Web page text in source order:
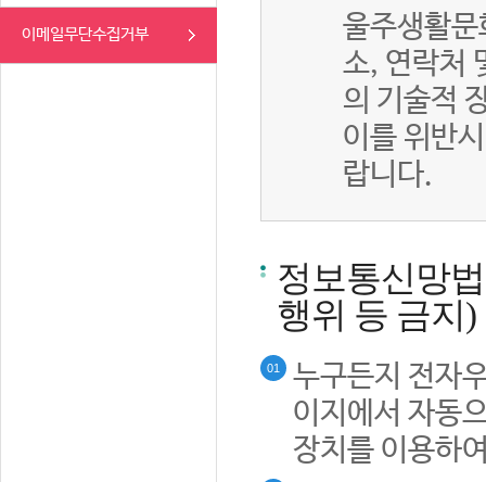
이메일무단수집거부
울주생활
소, 연락처
의 기술적
이를 위반
랍니다.
정보통신망
행위 등 금지)
01
누구든지 전자
이지에서 자동
장치를 이용하